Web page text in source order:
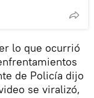
lo que ocurrió
de Policía dijo
se viralizó,